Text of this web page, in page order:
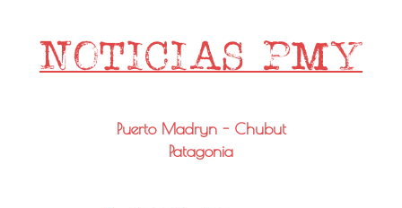
Puerto Madryn - Chubut
Patagonia